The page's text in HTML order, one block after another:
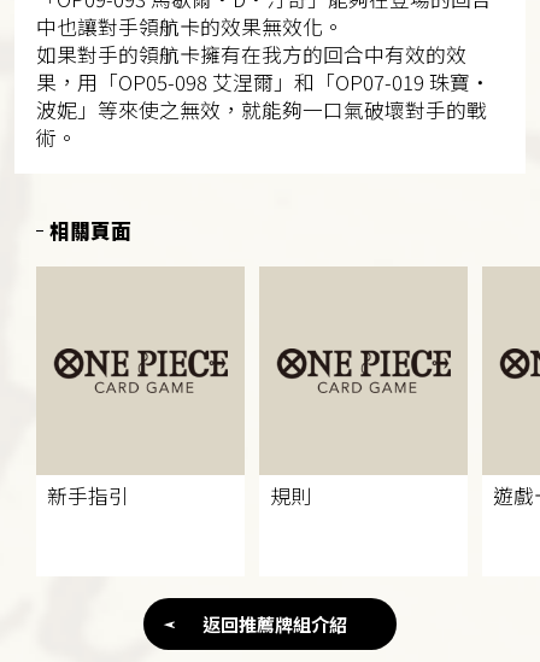
中也讓對手領航卡的效果無效化。
如果對手的領航卡擁有在我方的回合中有效的效
果，用「OP05-098 艾涅爾」和「OP07-019 珠寶・
波妮」等來使之無效，就能夠一口氣破壞對手的戰
術。
相關頁面
新手指引 規則 遊
返回推薦牌組介紹